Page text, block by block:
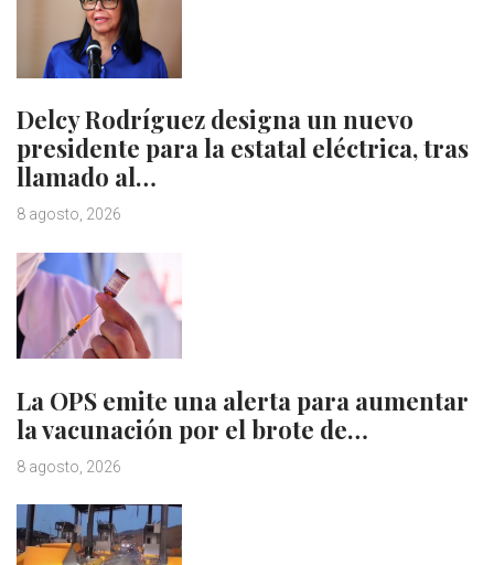
Delcy Rodríguez designa un nuevo
presidente para la estatal eléctrica, tras
llamado al…
8 agosto, 2026
La OPS emite una alerta para aumentar
la vacunación por el brote de…
8 agosto, 2026